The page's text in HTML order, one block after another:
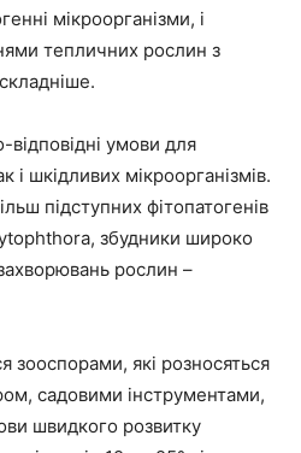
мікроорганізми, і
тепличних рослин з
відповідні умови для
і шкідливих мікроорганізмів.
підступних фітопатогенів
збудники широко
рослин –
зооспорами, які розносяться
садовими інструментами,
швидкого розвитку